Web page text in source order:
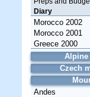
Diary
Morocco 2002
Morocco 2001
Greece 2000
Alpine
Czech
Andes